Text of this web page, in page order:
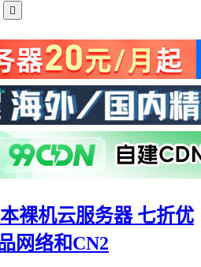

裸机云服务器 七折优
网络和CN2